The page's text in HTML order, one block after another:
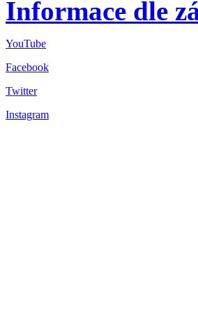
Informace dle
YouTube
Facebook
Twitter
Instagram